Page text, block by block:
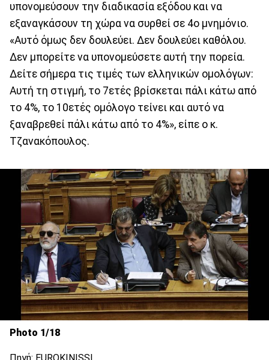
υπονομεύσουν την διαδικασία εξόδου και να
εξαναγκάσουν τη χώρα να συρθεί σε 4ο μνημόνιο.
«Αυτό όμως δεν δουλεύει. Δεν δουλεύει καθόλου.
Δεν μπορείτε να υπονομεύσετε αυτή την πορεία.
Δείτε σήμερα τις τιμές των ελληνικών ομολόγων:
Αυτή τη στιγμή, το 7ετές βρίσκεται πάλι κάτω από
το 4%, το 10ετές ομόλογο τείνει και αυτό να
ξαναβρεθεί πάλι κάτω από το 4%», είπε ο κ.
Τζανακόπουλος.
Photo 1/18